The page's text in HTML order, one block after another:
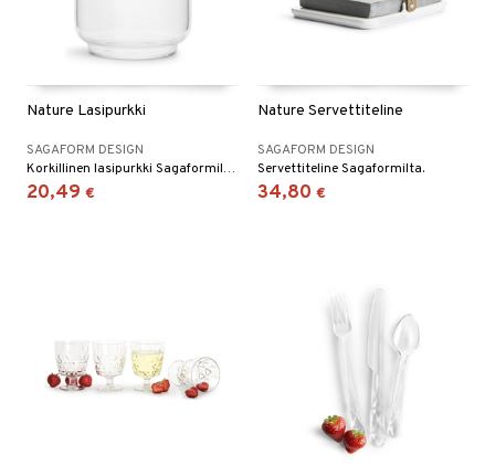
Nature Lasipurkki
SAGAFORM DESIGN
Korkillinen lasipurkki Sagaformilta.
20,49 €
Nature Servettiteline
SAGAFORM DESIGN
Servettiteline Sagaformilta.
34,80 €